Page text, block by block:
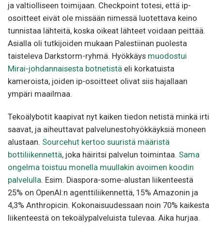
ja valtiolliseen toimijaan. Checkpoint totesi, että ip-
osoitteet eivät ole missään nimessä luotettava keino
tunnistaa lähteitä, koska oikeat lähteet voidaan peittää.
Asialla oli tutkijoiden mukaan Palestiinan puolesta
taisteleva Darkstorm-ryhmä. Hyökkäys muodostui
Mirai-johdannaisesta botnetistä eli korkatuista
kameroista, joiden ip-osoitteet olivat siis hajallaan
ympäri maailmaa.
Tekoälybotit kaapivat nyt kaiken tiedon netistä minkä irti
saavat, ja aiheuttavat palvelunestohyökkäyksiä moneen
alustaan. Sourcehut kertoo suuristä määristä
bottiliikennettä, joka häiritsi palvelun toimintaa. Sama
ongelma toistuu monella muullakin avoimen koodin
palvelulla. Esim. Diaspora-some-alustan liikenteestä
25% on OpenAI:n agenttiliikennettä, 15% Amazonin ja
4,3% Anthropicin. Kokonaisuudessaan noin 70% kaikesta
liikenteestä on tekoälypalveluista tulevaa. Aika hurjaa.